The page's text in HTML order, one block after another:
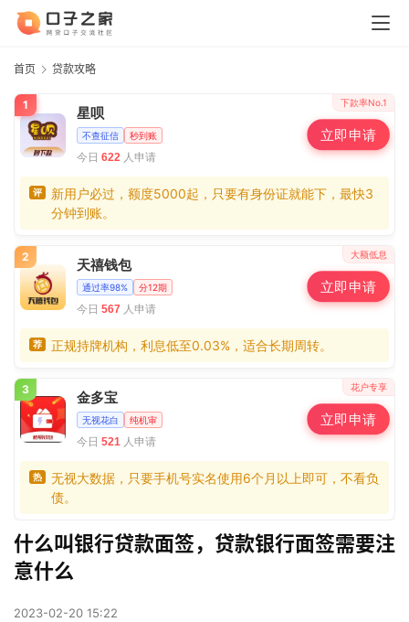
首页 贷款攻略
1 下款率No.1
星呗
不查征信 秒到账
今日 622 人申请
立即申请
评
新用户必过，额度5000起，只要有身份证就能下，最快3
分钟到账。
2 大额低息
天禧钱包
通过率98% 分12期
今日 567 人申请
立即申请
荐 正规持牌机构，利息低至0.03%，适合长期周转。
3 花户专享
金多宝
无视花白 纯机审
今日 521 人申请
立即申请
热
无视大数据，只要手机号实名使用6个月以上即可，不看负
债。
什么叫银行贷款面签，贷款银行面签需要注
意什么
2023-02-20 15:22